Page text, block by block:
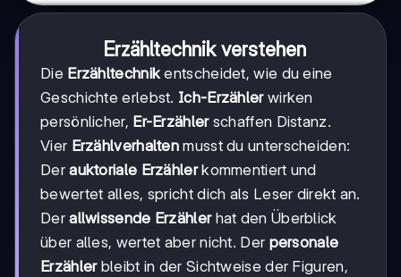
Erzähltechnik verstehen
Die Erzähltechnik entscheidet, wie du eine
Geschichte erlebst. Ich-Erzählerwirken
persönlicher, Er-Erzählerschaffen Distanz.
Vier Erzählverhalten musst du unterscheiden:
Derauktoriale Erzählerkommentiert und
bewertet alles, spricht dich als Leser direkt an.
Derallwissende Erzählerhat den Überblick
über alles, wertet aber nicht. Der personale
Erzählerbleibt in der Sichtweise der Figuren,